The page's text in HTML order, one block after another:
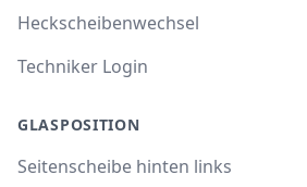
Heckscheibenwechsel
Techniker Login
GLASPOSITION
Seitenscheibe hinten links